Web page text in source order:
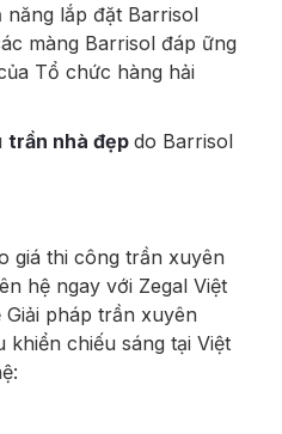
lắp đặt Barrisol
màng Barrisol đáp ững
Tổ chức hàng hải
trần nhà đẹp do Barrisol
giá thi công trần xuyên
hệ ngay với Zegal Việt
pháp trần xuyên
khiển chiếu sáng tại Việt